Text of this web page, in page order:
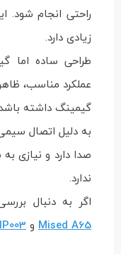
راحتی انجام شود.
زیادی دارد.
طراحی ساده اما
عملکرد مناسب،
گیمینگ داشته
به دلیل اتصال
صدا دارد و نیازی
ندارد.
اگر به دنبال
Mised A65 و